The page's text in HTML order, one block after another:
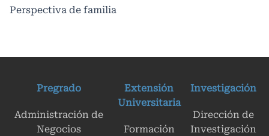
Perspectiva de familia
Pregrado
Administración de
Negocios
Extensión
Universitaria
Formación
Investigación
Dirección de
Investigación